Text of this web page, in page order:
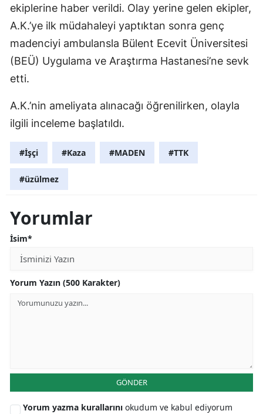
ekiplerine haber verildi. Olay yerine gelen ekipler,
A.K.’ye ilk müdahaleyi yaptıktan sonra genç
madenciyi ambulansla Bülent Ecevit Üniversitesi
(BEÜ) Uygulama ve Araştırma Hastanesi’ne sevk
etti.
A.K.’nin ameliyata alınacağı öğrenilirken, olayla
ilgili inceleme başlatıldı.
#İşçi #Kaza #MADEN #TTK
#üzülmez
Yorumlar
İsim*
Yorum Yazın (500 Karakter)
GÖNDER
Yorum yazma kurallarını okudum ve kabul ediyorum